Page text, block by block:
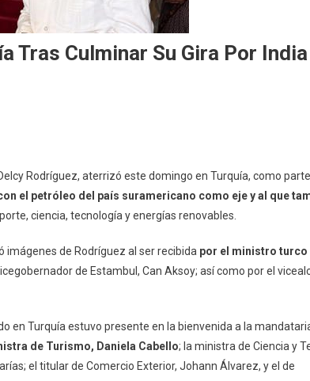
Tras Culminar Su Gira Por India
Rodríguez, aterrizó este domingo en Turquía, como
el petróleo del país suramericano como eje y al que
ciencia, tecnología y energías renovables.
imágenes de Rodríguez al ser recibida por el ministro turco
de Estambul, Can Aksoy; así como por el
en Turquía estuvo presente en la bienvenida a la
de Turismo, Daniela Cabello; la ministra de Ciencia y
el titular de Comercio Exterior, Johann Álvarez, y el de